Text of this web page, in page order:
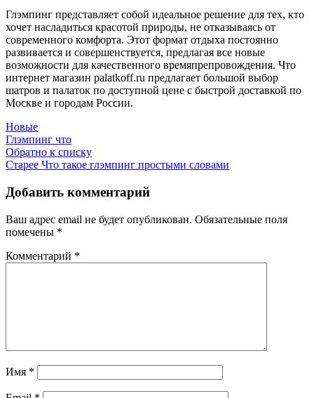
Глэмпинг представляет собой идеальное решение для тех, кто
хочет насладиться красотой природы, не отказываясь от
современного комфорта. Этот формат отдыха постоянно
развивается и совершенствуется, предлагая все новые
возможности для качественного времяпрепровождения. Что
интернет магазин palatkoff.ru предлагает большой выбор
шатров и палаток по доступной цене с быстрой доставкой по
Москве и городам России.
Новые
Глэмпинг что
Обратно к списку
Старее Что такое глэмпинг простыми словами
Добавить комментарий
Ваш адрес email не будет опубликован. Обязательные поля
помечены *
Комментарий *
Имя *